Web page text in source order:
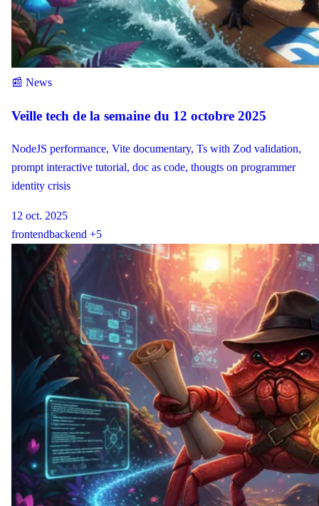
📰 News
Veille tech de la semaine du 12 octobre 2025
NodeJS performance, Vite documentary, Ts with Zod validation,
prompt interactive tutorial, doc as code, thougts on programmer
identity crisis
12 oct. 2025
frontendbackend +5